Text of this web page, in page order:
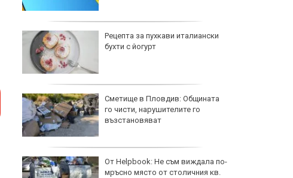
Рецепта за пухкави италиански
бухти с йогурт
Сметище в Пловдив: Общината
го чисти, нарушителите го
възстановяват
От Helpbook: Не съм виждала по-
мръсно място от столичния кв.